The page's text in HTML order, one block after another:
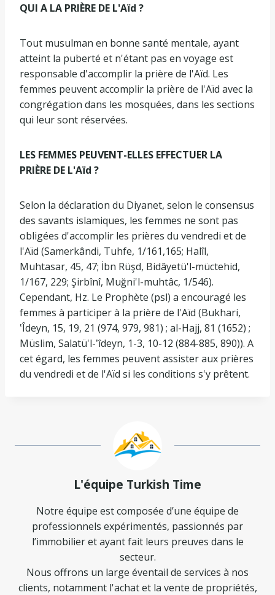
QUI A LA PRIÈRE DE L'Aïd ?
Tout musulman en bonne santé mentale, ayant
atteint la puberté et n'étant pas en voyage est
responsable d'accomplir la prière de l'Aïd. Les
femmes peuvent accomplir la prière de l'Aïd avec la
congrégation dans les mosquées, dans les sections
qui leur sont réservées.
LES FEMMES PEUVENT-ELLES EFFECTUER LA
PRIÈRE DE L'Aïd ?
Selon la déclaration du Diyanet, selon le consensus
des savants islamiques, les femmes ne sont pas
obligées d'accomplir les prières du vendredi et de
l'Aïd (Samerkândi, Tuhfe, 1/161,165; Halîl,
Muhtasar, 45, 47; İbn Rüşd, Bidâyetü'l-müctehid,
1/167, 229; Şirbînî, Muğni'l-muhtâc, 1/546).
Cependant, Hz. Le Prophète (psl) a encouragé les
femmes à participer à la prière de l'Aïd (Bukhari,
ʽÎdeyn, 15, 19, 21 (974, 979, 981) ; al-Hajj, 81 (1652) ;
Müslim, Salatü'l-ʽîdeyn, 1-3, 10-12 (884-885, 890)). A
cet égard, les femmes peuvent assister aux prières
du vendredi et de l'Aïd si les conditions s'y prêtent.
L'équipe Turkish Time
Notre équipe est composée d’une équipe de
professionnels expérimentés, passionnés par
l’immobilier et ayant fait leurs preuves dans le
secteur.
Nous offrons un large éventail de services à nos
clients, notamment l'achat et la vente de propriétés,